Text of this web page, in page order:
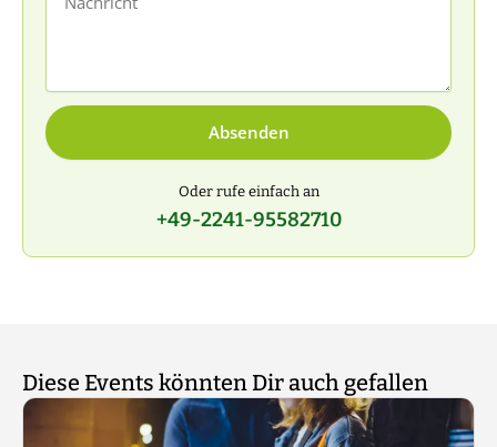
Absenden
Oder rufe einfach an
+49-2241-95582710
Diese Events könnten Dir auch gefallen